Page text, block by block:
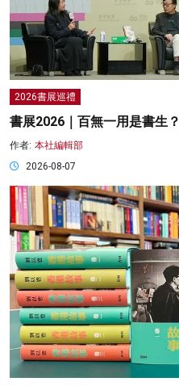
2026書展巡禮
書展2026｜百無一用是書生？
作者: 本社編輯部
2026-08-07